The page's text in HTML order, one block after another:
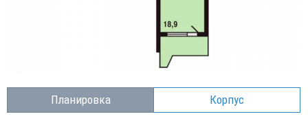
Планировка Корпус